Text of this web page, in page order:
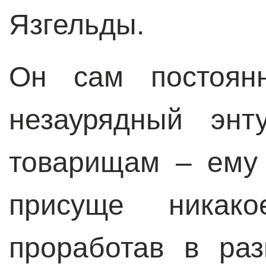
Язгельды.
Он сам
незаурядный
товарищам –
присуще
проработав в